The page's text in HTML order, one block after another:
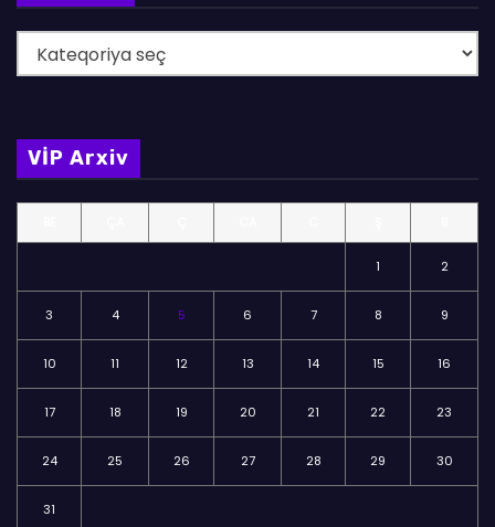
ö
m
l
VİP Arxiv
1 2
3 4 5 6 7 8 9
10 11 12 13 14 15 16
17 18 19 20 21 22 23
24 25 26 27 28 29 30
31